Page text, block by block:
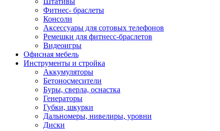
Фитнес- браслеты
Консоли
Аксессуары для сотовых телефонов
Ремешки для фитнесс-браслетов
Видеоигры
Офисная мебель
Инструменты и стройка
Аккумуляторы
Бетоносмесители
Буры, сверла, оснастка
Генераторы
Губки, шкурки
Дальномеры, нивелиры, уровни
Диски